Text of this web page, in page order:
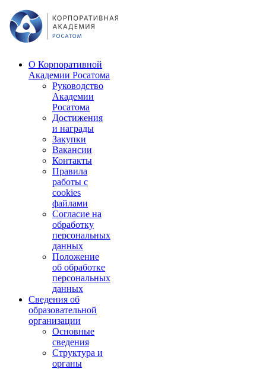
О Корпоративной
Академии Росатома
Руководство
Академии
Росатома
Достижения
и награды
Закупки
Вакансии
Контакты
Правила
работы с
cookies
файлами
Согласие на
обработку
персональных
данных
Положение
об обработке
персональных
данных
Сведения об
образовательной
организации
Основные
сведения
Структура и
органы